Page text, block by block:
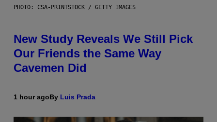
PHOTO: CSA-PRINTSTOCK / GETTY IMAGES
New Study Reveals We Still Pick
Our Friends the Same Way
Cavemen Did
1 hour agoBy Luis Prada